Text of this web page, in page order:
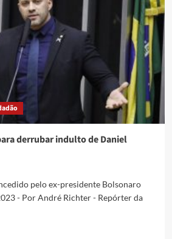
derrubar indulto de Daniel
pelo ex-presidente Bolsonaro
- Por André Richter - Repórter da